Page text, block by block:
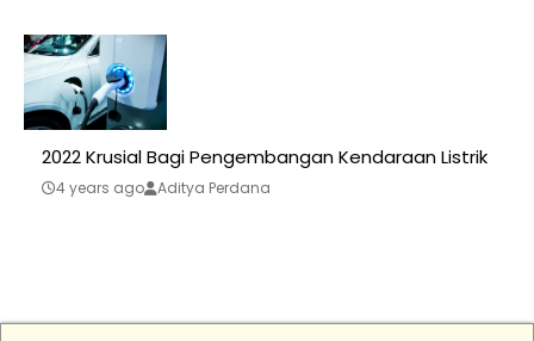
2022 Krusial Bagi Pengembangan Kendaraan Listrik
4 years ago Aditya Perdana